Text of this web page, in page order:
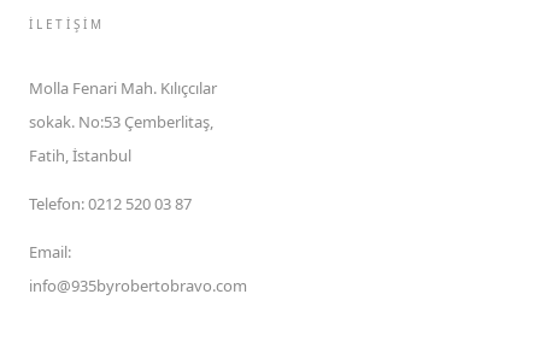
İLETIŞIM
Molla Fenari Mah. Kılıçcılar
sokak. No:53 Çemberlitaş,
Fatih, İstanbul
Telefon:0212 520 03 87
Email:
info@935byrobertobravo.com